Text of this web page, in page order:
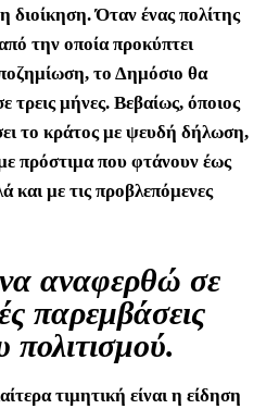
διοίκηση. Όταν ένας πολίτης
την οποία προκύπτει
το Δημόσιο θα
τρεις μήνες. Βεβαίως, όποιος
το κράτος με ψευδή δήλωση,
πρόστιμα που φτάνουν έως
και με τις προβλεπόμενες
αναφερθώ σε
παρεμβάσεις
τιμητική είναι η είδηση